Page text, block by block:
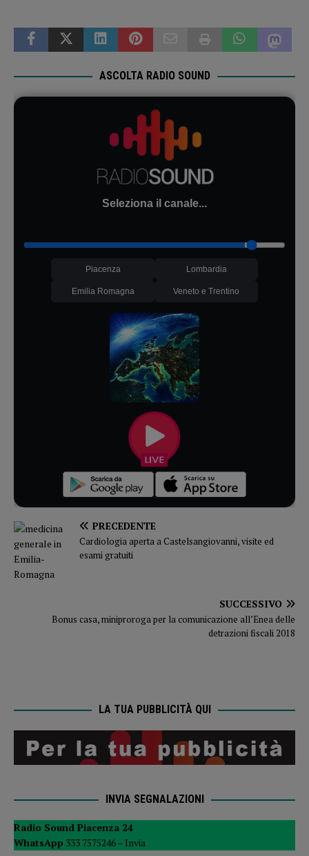
ASCOLTA RADIO SOUND
Seleziona il canale...
Piacenza Lombardia
Emilia Romagna Veneto e Trentino
PRECEDENTE
Cardiologia aperta a Castelsangiovanni, visite ed
esami gratuiti
SUCCESSIVO
Bonus casa, miniproroga per la comunicazione all’Enea delle
detrazioni fiscali 2018
LA TUA PUBBLICITÀ QUI
INVIA SEGNALAZIONI
Radio Sound Piacenza 24
WhatsApp 333 7575246 – Invia